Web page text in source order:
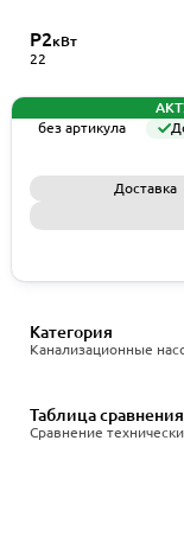
P2кВт
22
без артикула
Доставка
Канализационные
Категория
Сравнение
Таблица сравнения